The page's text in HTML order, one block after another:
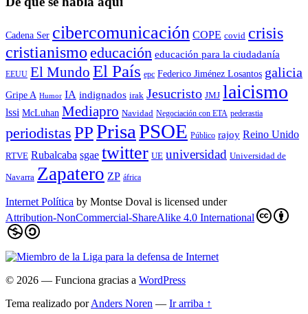
Cadena Ser cibercomunicación COPE covid crisis
cristianismo educación educación para la ciudadaní­a
EEUU El Mundo El País epc Federico Jiménez Losantos galicia
Gripe A Humor IA indignados irak Jesucristo JMJ laicismo
lssi McLuhan Mediapro Navidad Negociación con ETA pederastia
periodistas PPPrisaPSOE Público rajoy Reino Unido
RTVE Rubalcaba sgae twitter UE universidad Universidad de
Navarra Zapatero ZP áfrica
Internet Política by Montse Doval is licensed under
Attribution-NonCommercial-ShareAlike 4.0 International
© 2026 — Funciona gracias a WordPress
Tema realizado porAnders Noren — Ir arriba ↑